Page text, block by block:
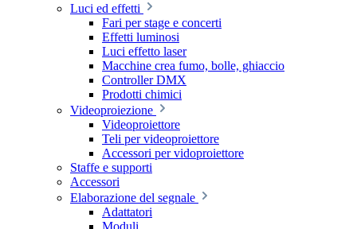
Luci ed effetti
Fari per stage e concerti
Effetti luminosi
Luci effetto laser
Macchine crea fumo, bolle, ghiaccio
Controller DMX
Prodotti chimici
Videoproiezione
Videoproiettore
Teli per videoproiettore
Accessori per vidoproiettore
Staffe e supporti
Accessori
Elaborazione del segnale
Adattatori
Moduli